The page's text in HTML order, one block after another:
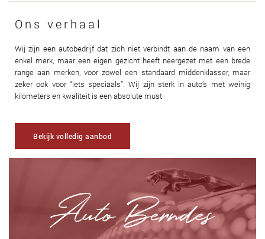
Ons verhaal
Wij zijn een autobedrijf dat zich niet verbindt aan de naam van een
enkel merk, maar een eigen gezicht heeft neergezet met een brede
range aan merken, voor zowel een standaard middenklasser, maar
zeker ook voor “iets speciaals”. Wij zijn sterk in auto’s met weinig
kilometers en kwaliteit is een absolute must.
Bekijk volledig aanbod